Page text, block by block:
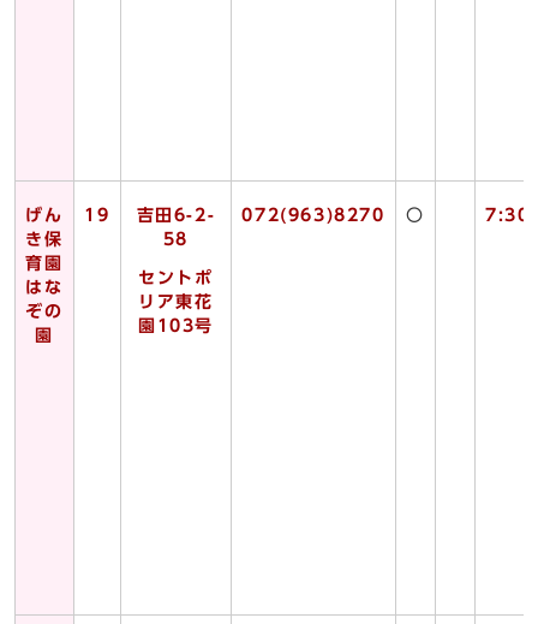
げん
き保
育園
はな
ぞの
園
19
吉田6-2-
58
セントポ
リア東花
園103号
072(963)8270 〇